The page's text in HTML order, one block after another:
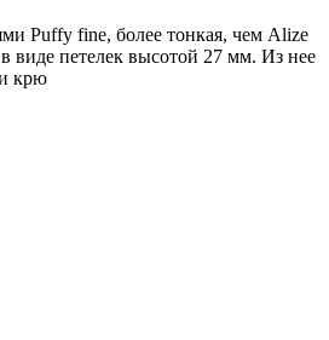
Puffy fine, более тонкая, чем Alize
виде петелек высотой 27 мм. Из нее
крю